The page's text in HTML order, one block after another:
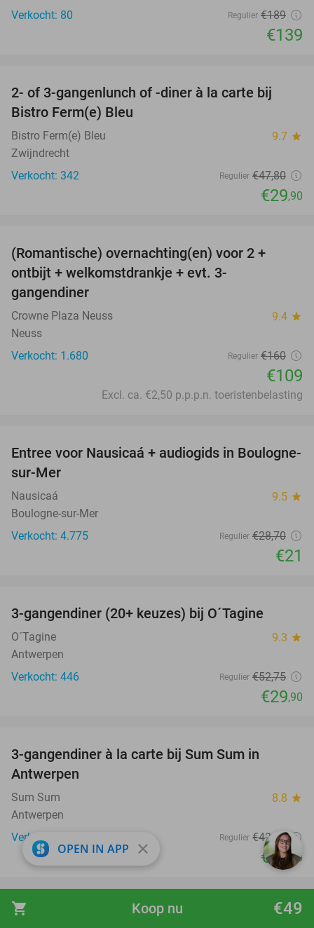
shopping_cart €49
Koop nu
Verkocht: 80
Regulier €189
€139
37%
2- of 3-gangenlunch of -diner à la carte bij
Bistro Ferm(e) Bleu
Bistro Ferm(e) Bleu 9.7 star
Zwijndrecht
Verkocht: 342
Regulier €47,80
€29,90
(Romantische) overnachting(en) voor 2 +
ontbijt + welkomstdrankje + evt. 3-
gangendiner
Crowne Plaza Neuss 9.4 star
Neuss
Verkocht: 1.680
Regulier €160
€109
Excl. ca. €2,50 p.p.p.n. toeristenbelasting
27%
Entree voor Nausicaá + audiogids in Boulogne-
sur-Mer
Nausicaá 9.5 star
Boulogne-sur-Mer
Verkocht: 4.775
Regulier €28,70
€21
3-gangendiner (20+ keuzes) bij O´Tagine
O´Tagine 9.3 star
Antwerpen
Verkocht: 446
Regulier €52,75
€29,90
3-gangendiner à la carte bij Sum Sum in
Antwerpen
Sum Sum 8.8 star
Antwerpen
Verkocht: 657
Regulier €42 ,30
€24 ,90
39%
3-gangendiner à la carte bij Enjoy Brasschaat
OPEN IN APP close